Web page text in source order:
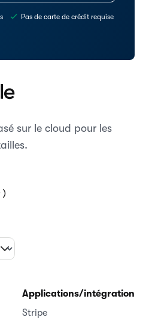
Pas de carte de crédit requise
sur le cloud pour les
)
Applications/intégrations
Stripe